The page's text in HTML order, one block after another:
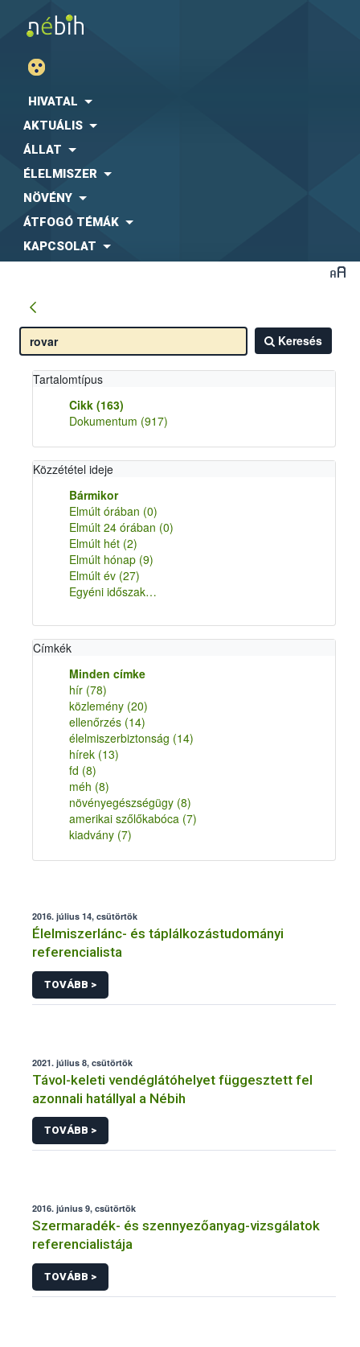
HIVATAL
AKTUÁLIS
ÁLLAT
ÉLELMISZER
NÖVÉNY
ÁTFOGÓ TÉMÁK
KAPCSOLAT
Keresés
Tartalomtípus
Cikk (163)
Dokumentum (917)
Közzététel ideje
Bármikor
Elmúlt órában (0)
Elmúlt 24 órában (0)
Elmúlt hét (2)
Elmúlt hónap (9)
Elmúlt év (27)
Egyéni időszak…
Címkék
Minden címke
hír (78)
közlemény (20)
ellenőrzés (14)
élelmiszerbiztonság (14)
hírek (13)
fd (8)
méh (8)
növényegészségügy (8)
amerikai szőlőkabóca (7)
kiadvány (7)
2016. július 14, csütörtök
Élelmiszerlánc- és táplálkozástudományi
referencialista
TOVÁBB >
2021. július 8, csütörtök
Távol-keleti vendéglátóhelyet függesztett fel
azonnali hatállyal a Nébih
TOVÁBB >
2016. június 9, csütörtök
Szermaradék- és szennyezőanyag-vizsgálatok
referencialistája
TOVÁBB >